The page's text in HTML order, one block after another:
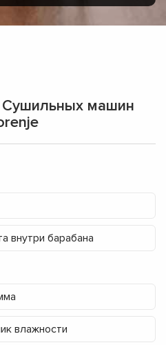
Сушильных машин
внутри барабана
влажности